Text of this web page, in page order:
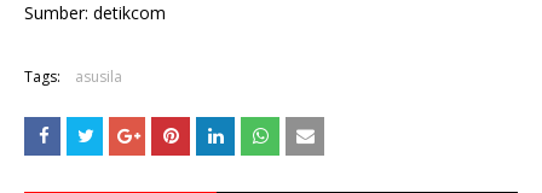
Sumber: detikcom
Tags: asusila